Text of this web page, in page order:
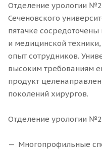
Отделение урологии
Сеченовского
пятачке
и медицинской
опыт сотрудников.
высоким требованиям
продукт
поколений хирургов.
Отделение урологии
Многопрофильные